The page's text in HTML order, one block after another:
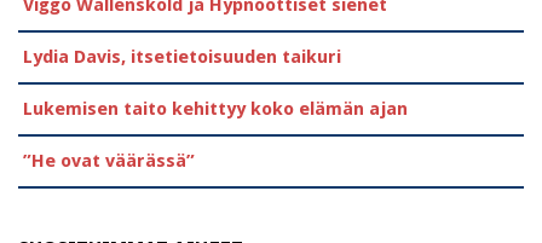
Viggo Wallensköld ja Hypnoottiset sienet
Lydia Davis, itsetietoisuuden taikuri
Lukemisen taito kehittyy koko elämän ajan
”He ovat väärässä”